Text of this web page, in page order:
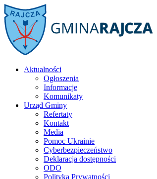
Aktualności
Ogłoszenia
Informacje
Komunikaty
Urząd Gminy
Refertaty
Kontakt
Media
Pomoc Ukrainie
Cyberbezpieczeństwo
Deklaracja dostępności
ODO
Polityka Prywatności